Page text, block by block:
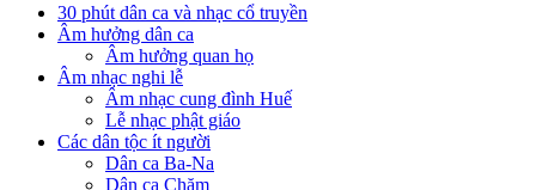
30 phút dân ca và nhạc cổ truyền
Âm hưởng dân ca
Âm hưởng quan họ
Âm nhạc nghi lễ
Âm nhạc cung đình Huế
Lễ nhạc phật giáo
Các dân tộc ít người
Dân ca Ba-Na
Dân ca Chăm